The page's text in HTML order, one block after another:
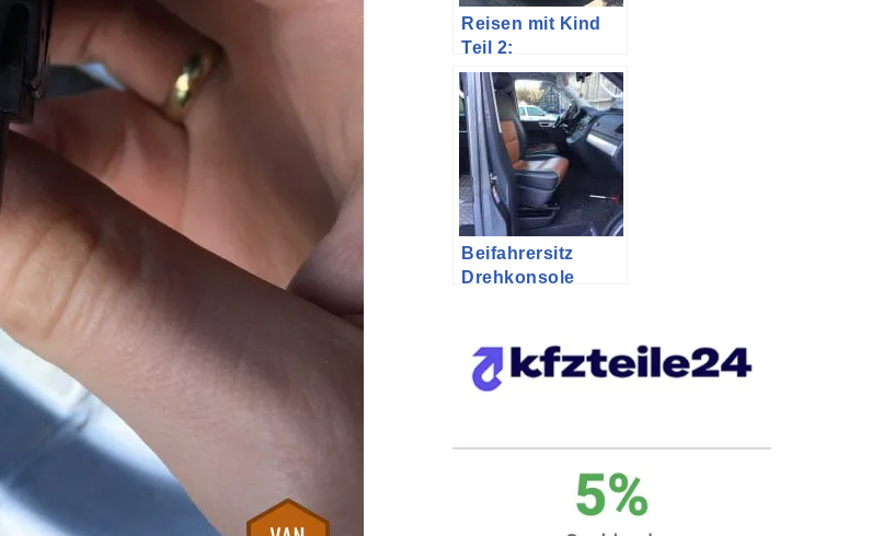
Reisen mit Kind
Teil 2:
Reisebericht Elba
Beifahrersitz
Drehkonsole
PanAmericana